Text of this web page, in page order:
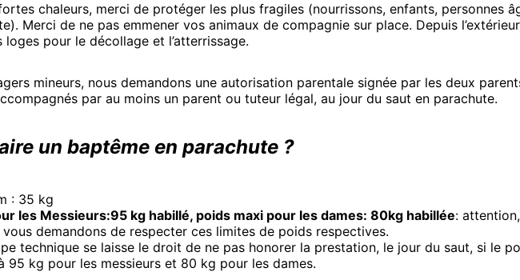
chaleurs, merci de protéger les plus fragiles (nourrissons, enfants, personnes
Merci de ne pas emmener vos animaux de compagnie sur place. Depuis
loges pour le décollage et l’atterrissage.
mineurs, nous demandons une autorisation parentale signée par les deux
par au moins un parent ou tuteur légal, au jour du saut en parachute.
un baptême en parachute ?
: 35 kg
les Messieurs:95 kg habillé, poids maxi pour les dames: 80kg habillée:
vous demandons de respecter ces limites de poids respectives.
technique se laisse le droit de ne pas honorer la prestation, le jour du saut, si le
95 kg pour les messieurs et 80 kg pour les dames.